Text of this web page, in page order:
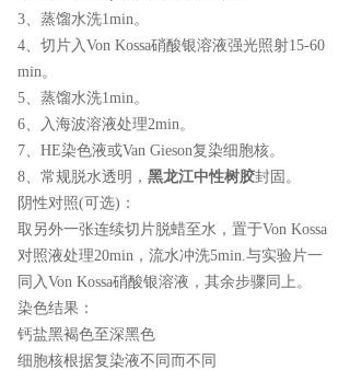
3、蒸馏水洗1min。
4、切片入Von Kossa硝酸银溶液强光照射15-60
min。
5、蒸馏水洗1min。
6、入海波溶液处理2min。
7、HE染色液或Van Gieson复染细胞核。
8、常规脱水透明， 黑龙江中性树胶封固。
阴性对照(可选)：
取另外一张连续切片脱蜡至水，置于Von Kossa
对照液处理20min，流水冲洗5min.与实验片一
同入Von Kossa硝酸银溶液，其余步骤同上。
染色结果：
钙盐黑褐色至深黑色
细胞核根据复染液不同而不同